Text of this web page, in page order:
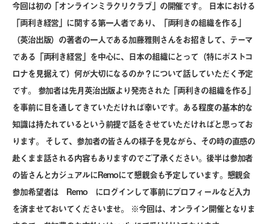
今回は初の「オンラインミラクリクラブ」の開催です。 日本における
「両利き経営」に関する第一人者であり、「両利きの組織を作る」
（英治出版）の著者の一人である加藤雅則さんをお招きして、テーマ
である「両利き経営」を中心に、日本の組織にとって（特にポストコ
ロナを見据えて）何が大切になるのか？について話していただく予定
です。 参加者は先月英治出版より発売された「両利きの組織を作る 」
を事前に目を通してきていただければ幸いです。ある程度の基本的な
知識は持たれているという前提で話をさせていただければと思ってお
ります。 そして、参加者の皆さんの様子を見ながら、その時の直感の
赴くまま話される内容もありますのでご了承ください。後半は参加者
の皆さんとカジュアルにRemoにて懇親会も予定しています。懇親会
参加希望者は Remoにログインして事前にプロフィールなど入力
を済ませておいてくださいませ。 ※今回は、オンライン開催となりま